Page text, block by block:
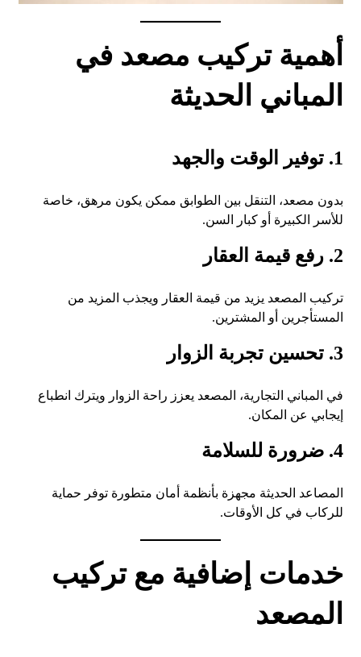
أهمية تركيب مصعد في
المباني الحديثة
1. توفير الوقت والجهد
بدون مصعد، التنقل بين الطوابق ممكن يكون مرهق، خاصة
للأسر الكبيرة أو كبار السن.
2. رفع قيمة العقار
تركيب المصعد يزيد من قيمة العقار ويجذب المزيد من
المستأجرين أو المشترين.
3. تحسين تجربة الزوار
في المباني التجارية، المصعد يعزز راحة الزوار ويترك انطباع
إيجابي عن المكان.
4. ضرورة للسلامة
المصاعد الحديثة مجهزة بأنظمة أمان متطورة توفر حماية
للركاب في كل الأوقات.
خدمات إضافية مع تركيب
المصعد